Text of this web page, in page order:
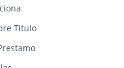
Titulo